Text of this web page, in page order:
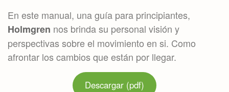
En este manual, una guía para principiantes,
Holmgren nos brinda su personal visión y
perspectivas sobre el movimiento en si. Como
afrontar los cambios que están por llegar.
Descargar (pdf)